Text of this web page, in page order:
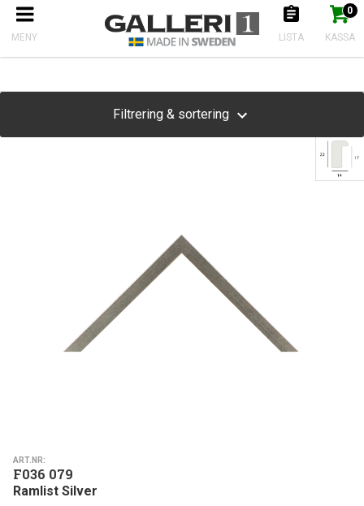
MENY LISTA
0
KASSA
Produkten har nu lagts till i kundkorgenGå till kassan
Produkter
Filtrering & sortering
ART.NR:
F036 079
Ramlist Silver